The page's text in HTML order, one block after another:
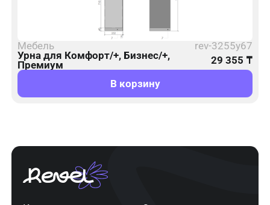
Мебель
rev-3255y67
Урна для Комфорт/+, Бизнес/+,
Премиум
29 355 ₸
В корзину